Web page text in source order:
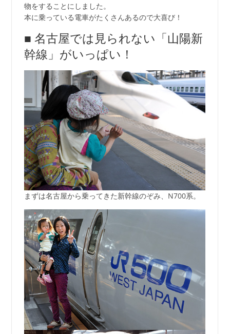
物をすることにしました。
本に乗っている電車がたくさんあるので大喜び！
■ 名古屋では見られない「山陽新
幹線」がいっぱい！
まずは名古屋から乗ってきた新幹線のぞみ、N700系。